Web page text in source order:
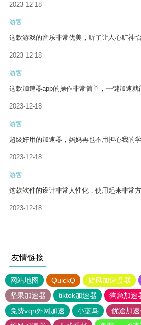
2023-12-18
游客
这款游戏的音乐非常优美，听了让人心旷神怡
2023-12-18
游客
这款加速器app的操作非常简单，一键加速就
2023-12-18
游客
超级好用的加速器，妈妈再也不用担心我的学
2023-12-18
游客
这款软件的设计非常人性化，使用起来非常方
2023-12-18
友情链接
网站地图 QuickQ 旋风加速度器
坚果加速器
tiktok加速器
狗急加速
免费vqn外网加速
小蓝鸟 优途加